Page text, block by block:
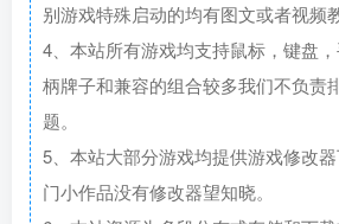
别游戏特殊启动的均有图文或者视频
4、本站所有游戏均支持鼠标，键盘
柄牌子和兼容的组合较多我们不负责
题。
5、本站大部分游戏均提供游戏修改
门小作品没有修改器望知晓。